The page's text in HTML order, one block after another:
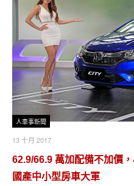
人車事新聞
13 十月 2017
62.9/66.9 萬加配備不加價
國產中小型房車大軍